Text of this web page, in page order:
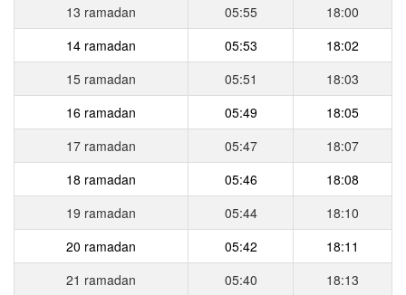
13 ramadan
05:55
18:00
14 ramadan
05:53
18:02
15 ramadan
05:51
18:03
16 ramadan
05:49
18:05
17 ramadan
05:47
18:07
18 ramadan
05:46
18:08
19 ramadan
05:44
18:10
20 ramadan
05:42
18:11
21 ramadan
05:40
18:13